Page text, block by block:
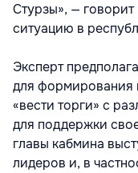
Стурзы», —
ситуацию в
Эксперт
для формирования
«вести торги» с
для поддержки
главы кабмина
лидеров и, в